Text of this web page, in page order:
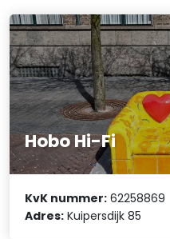
Hobo Hi-Fi
KvK nummer: 62258869
Adres: Kuipersdijk 85